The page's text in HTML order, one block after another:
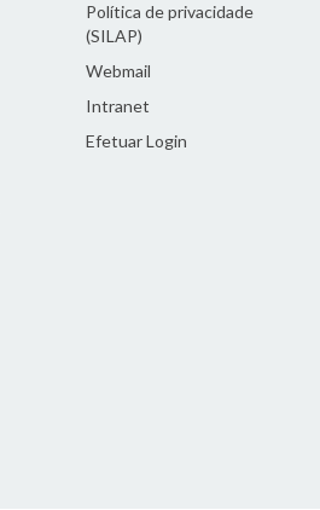
Política de privacidade
(SILAP)
Webmail
Intranet
Efetuar Login